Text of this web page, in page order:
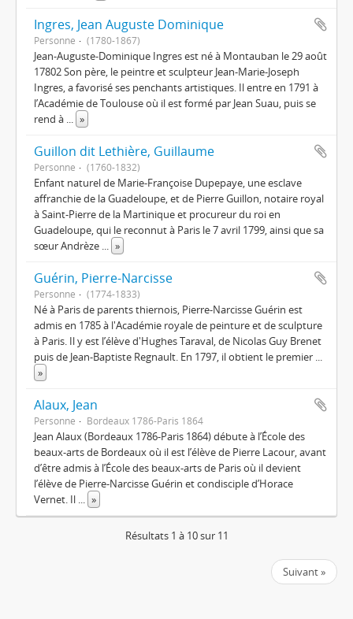
Ingres, Jean Auguste Dominique
Personne (1780-1867)
Jean-Auguste-Dominique Ingres est né à Montauban le 29 août
17802 Son père, le peintre et sculpteur Jean-Marie-Joseph
Ingres, a favorisé ses penchants artistiques. Il entre en 1791 à
l’Académie de Toulouse où il est formé par Jean Suau, puis se
rend à ... »
Guillon dit Lethière, Guillaume
Personne (1760-1832)
Enfant naturel de Marie-Françoise Dupepaye, une esclave
affranchie de la Guadeloupe, et de Pierre Guillon, notaire royal
à Saint-Pierre de la Martinique et procureur du roi en
Guadeloupe, qui le reconnut à Paris le 7 avril 1799, ainsi que sa
sœur Andrèze ... »
Guérin, Pierre-Narcisse
Personne (1774-1833)
Né à Paris de parents thiernois, Pierre-Narcisse Guérin est
admis en 1785 à l'Académie royale de peinture et de sculpture
à Paris. Il y est l’élève d'Hughes Taraval, de Nicolas Guy Brenet
puis de Jean-Baptiste Regnault. En 1797, il obtient le premier ...
»
Alaux, Jean
Personne Bordeaux 1786-Paris 1864
Jean Alaux (Bordeaux 1786-Paris 1864) débute à l’École des
beaux-arts de Bordeaux où il est l’élève de Pierre Lacour, avant
d’être admis à l’École des beaux-arts de Paris où il devient
l’élève de Pierre-Narcisse Guérin et condisciple d’Horace
Vernet. Il ... »
Résultats 1 à 10 sur 11
Suivant »